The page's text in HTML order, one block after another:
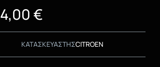
4,00 €
ΚΑΤΑΣΚΕΥΑΣΤΗΣCITROEN